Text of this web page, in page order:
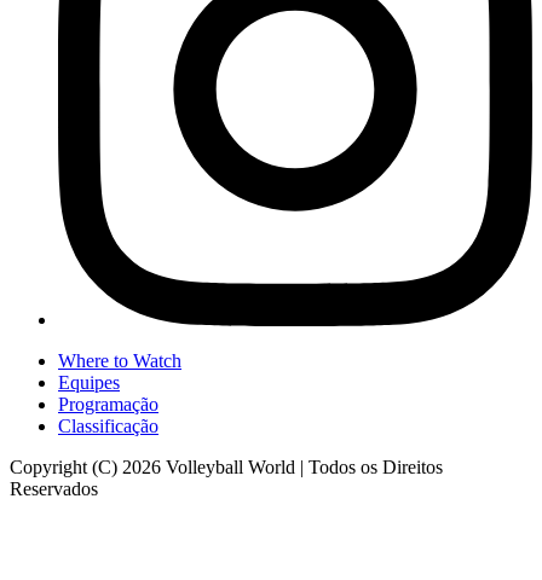
Where to Watch
Equipes
Programação
Classificação
Copyright (C) 2026 Volleyball World | Todos os Direitos
Reservados